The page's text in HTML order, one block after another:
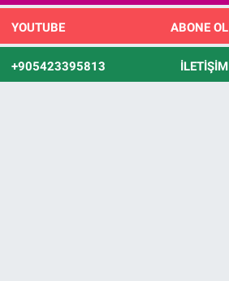
YOUTUBE ABONE OL
+905423395813 İLETIŞIM